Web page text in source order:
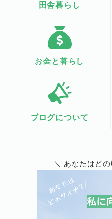
田舎暮らし
お金と暮らし
ブログについて
＼ あなたはど